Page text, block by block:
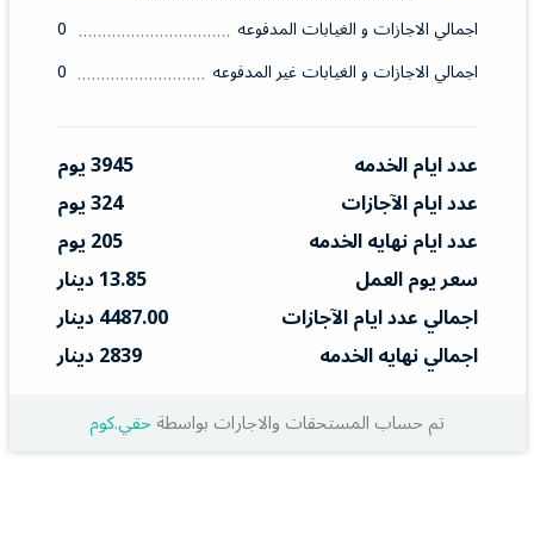
اجمالي الاجازات و الغيابات المدفوعه
0
اجمالي الاجازات و الغيابات غير المدفوعه
0
عدد ايام الخدمه
3945 يوم
عدد ايام الآجازات
324 يوم
عدد ايام نهايه الخدمه
205 يوم
سعر يوم العمل
13.85 دينار
اجمالي عدد ايام الآجازات
4487.00 دينار
اجمالي نهايه الخدمه
2839 دينار
تم حساب المستحقات والاجارات بواسطةحقي.كوم